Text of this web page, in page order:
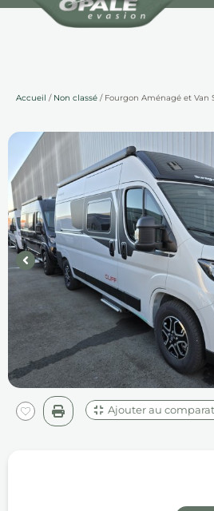
Accueil / Non classé / Fourgon Aménagé et Van
Ajouter au